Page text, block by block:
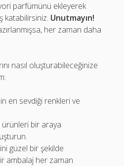
parfümünü ekleyerek
katabilirsiniz. Unutmayın!
her zaman daha
nasıl oluşturabileceğinize
en sevdiği renkleri ve
ürünleri bir araya
güzel bir şekilde
ambalaj her zaman